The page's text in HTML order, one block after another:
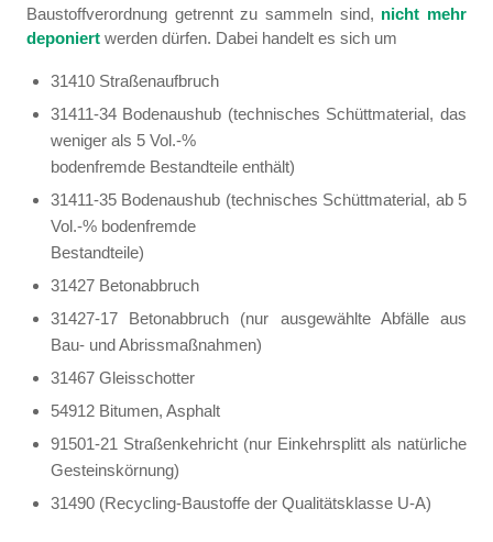
Baustoffverordnung getrennt zu sammeln sind, nicht mehr
deponiertwerden dürfen. Dabei handelt es sich um
31410 Straßenaufbruch
31411-34 Bodenaushub (technisches Schüttmaterial, das
weniger als 5 Vol.-%
bodenfremde Bestandteile enthält)
31411-35 Bodenaushub (technisches Schüttmaterial, ab 5
Vol.-% bodenfremde
Bestandteile)
31427 Betonabbruch
31427-17 Betonabbruch (nur ausgewählte Abfälle aus
Bau- und Abrissmaßnahmen)
31467 Gleisschotter
54912 Bitumen, Asphalt
91501-21 Straßenkehricht (nur Einkehrsplitt als natürliche
Gesteinskörnung)
31490 (Recycling-Baustoffe der Qualitätsklasse U-A)